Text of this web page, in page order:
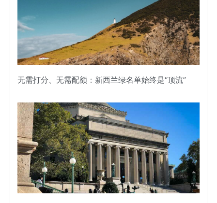
无需打分、无需配额：新西兰绿名单始终是“顶流”